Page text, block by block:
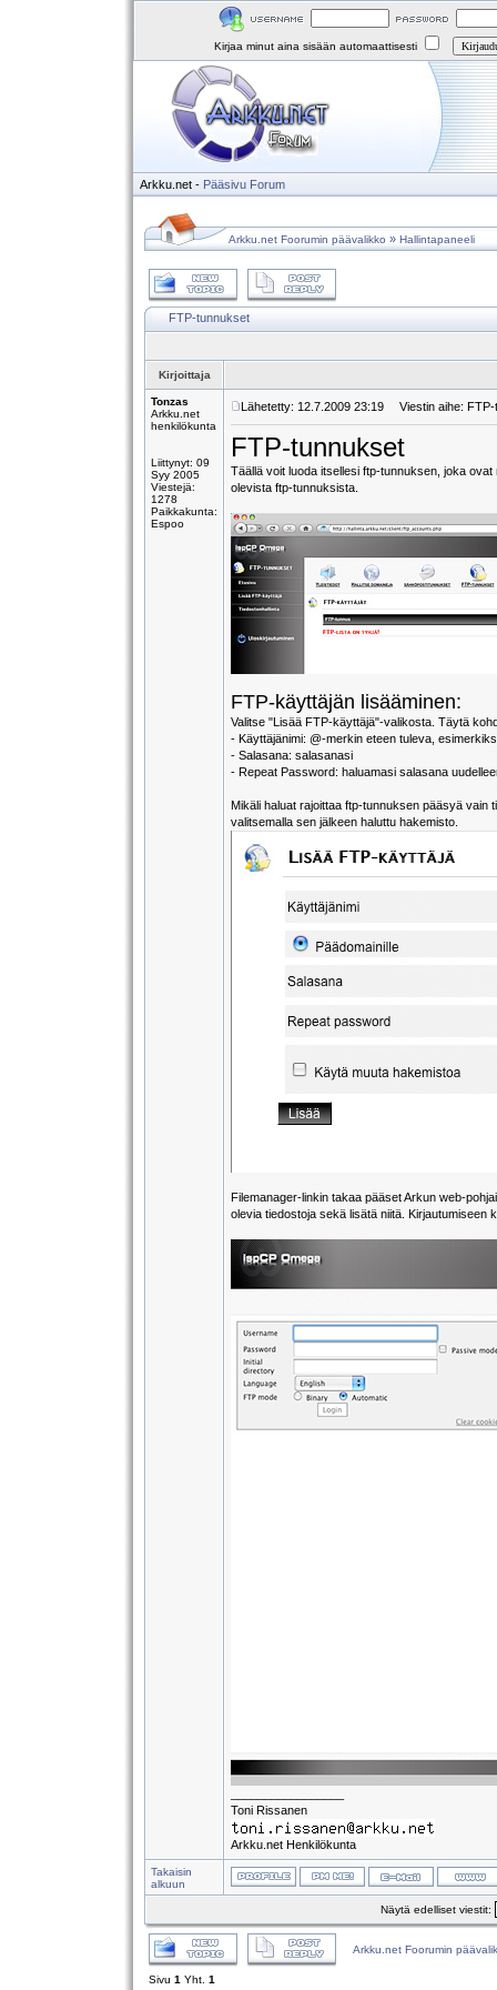
Kirjaa minut aina sisään automaattisesti
Arkku.net - Pääsivu Forum
Arkku.net Foorumin päävalikko » Hallintapaneeli
FTP-tunnukset
Kirjoittaja
Tonzas
Arkku.net
henkilökunta
Liittynyt: 09
Syy 2005
Viestejä:
1278
Paikkakunta:
Espoo
Lähetetty: 12.7.2009 23:19 Viestin aihe:
FTP-tunnukset
Täällä voit luoda itsellesi ftp-tunnuksen, joka
olevista ftp-tunnuksista.
FTP-käyttäjän lisääminen:
Valitse "Lisää FTP-käyttäjä"-valikosta. Täytä
- Käyttäjänimi: @-merkin eteen tuleva,
- Salasana: salasanasi
- Repeat Password: haluamasi salasana
Mikäli haluat rajoittaa ftp-tunnuksen pääsyä vain
valitsemalla sen jälkeen haluttu hakemisto.
Filemanager-linkin takaa pääset Arkun web-
olevia tiedostoja sekä lisätä niitä. Kirjautumiseen
Toni Rissanen
Arkku.net Henkilökunta
Takaisin
alkuun
Näytä edelliset viestit:
Arkku.net Foorumin
Sivu 1 Yht. 1